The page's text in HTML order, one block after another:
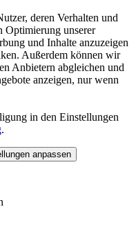
deren Verhalten und
Optimierung unserer
und Inhalte anzuzeigen
Außerdem können wir
Anbietern abgleichen und
anzeigen, nur wenn
in den Einstellungen
.
anpassen